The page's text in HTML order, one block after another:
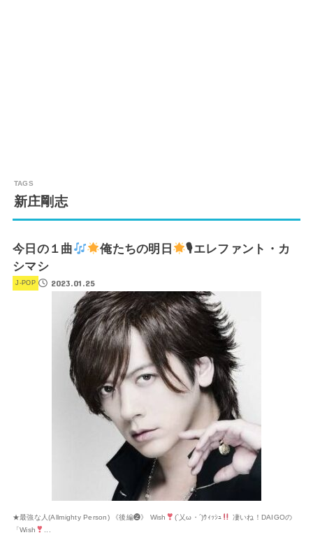
新庄剛志
今日の１曲 俺たちの明日
🎙エレファント・カ
シマシ
J-POP 2023.01.25
★最強な人(Allmighty Person) 《後編❷》 Wish (`乂ω・´)ｳｨｯｼｭ
凄いね！DAIGOの
「Wish